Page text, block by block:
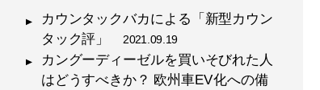
カウンタックバカによる「新型カウン
タック評」2021.09.19
カングーディーゼルを買いそびれた人
はどうすべきか？ 欧州車EV化への備